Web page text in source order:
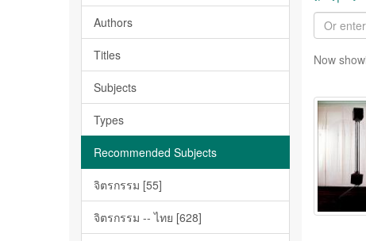
Authors
Titles
Subjects
Types
Recommended Subjects
จิตรกรรม [55]
จิตรกรรม -- ไทย [628]
Now